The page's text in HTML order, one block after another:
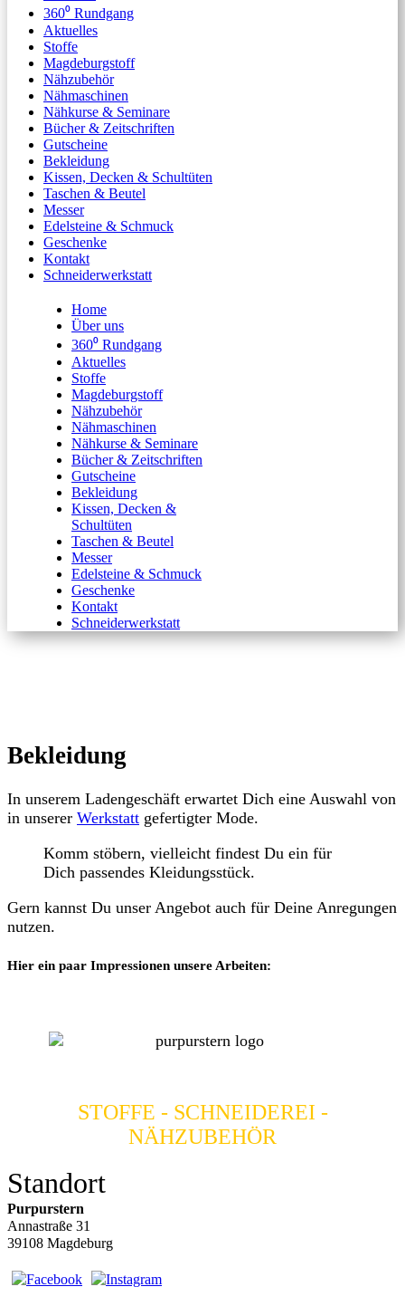
360⁰ Rundgang
Aktuelles
Stoffe
Magdeburgstoff
Nähzubehör
Nähmaschinen
Nähkurse & Seminare
Bücher & Zeitschriften
Gutscheine
Bekleidung
Kissen, Decken & Schultüten
Taschen & Beutel
Messer
Edelsteine & Schmuck
Geschenke
Kontakt
Schneiderwerkstatt
Home
Über uns
360⁰ Rundgang
Aktuelles
Stoffe
Magdeburgstoff
Nähzubehör
Nähmaschinen
Nähkurse & Seminare
Bücher & Zeitschriften
Gutscheine
Bekleidung
Kissen, Decken &
Schultüten
Taschen & Beutel
Messer
Edelsteine & Schmuck
Geschenke
Kontakt
Schneiderwerkstatt
Bekleidung
In unserem Ladengeschäft erwartet Dich eine Auswahl von
in unserer Werkstatt gefertigter Mode.
Komm stöbern, vielleicht findest Du ein für
Dich passendes Kleidungsstück.
Gern kannst Du unser Angebot auch für Deine Anregungen
nutzen.
Hier ein paar Impressionen unsere Arbeiten:
STOFFE - SCHNEIDEREI -
NÄHZUBEHÖR
Standort
Purpurstern
Annastraße 31
39108 Magdeburg